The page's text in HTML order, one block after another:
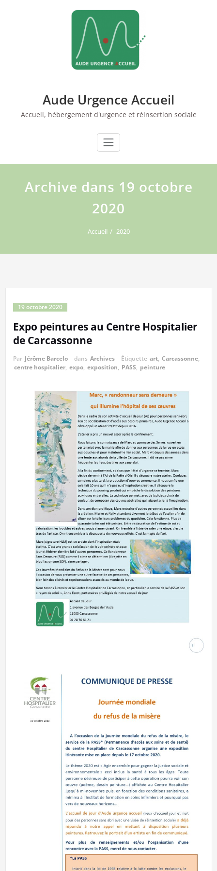
Aude Urgence Accueil
Accueil, hébergement d'urgence et réinsertion sociale
Archive dans 19 octobre
2020
Accueil 2020
19 octobre 2020
Expo peintures au Centre Hospitalier
de Carcassonne
Par Jérôme Barcelo dans Archives Étiquette art, Carcassonne,
centre hospitalier, expo, exposition, PASS, peinture